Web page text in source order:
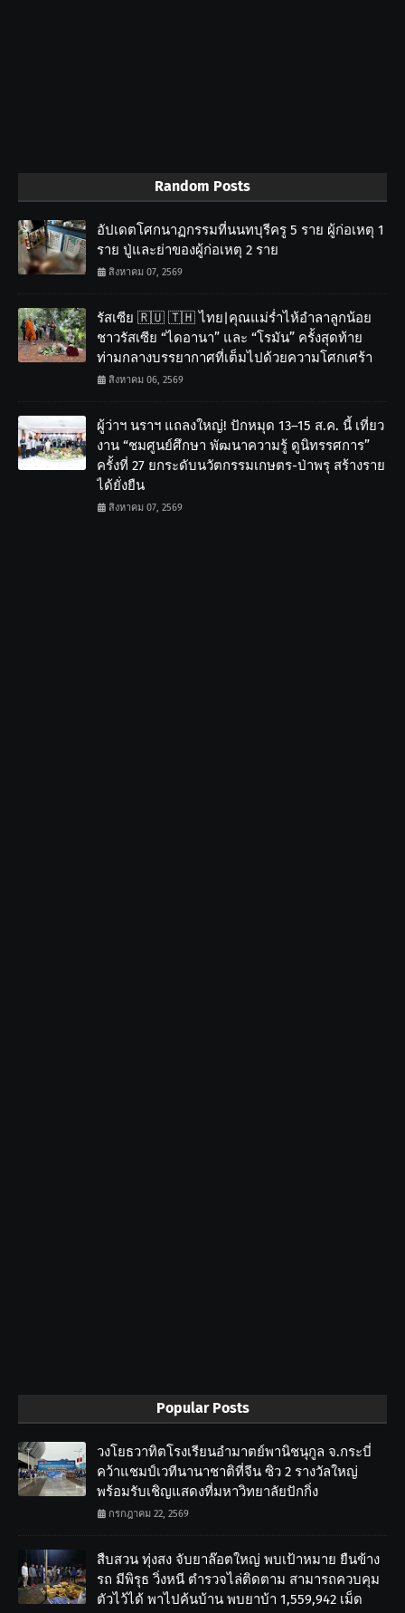
Random Posts
อัปเดตโศกนาฏกรรมที่นนทบุรีครู 5 ราย ผู้ก่อเหตุ 1
ราย ปู่และย่าของผู้ก่อเหตุ 2 ราย
สิงหาคม 07, 2569
รัสเซีย 🇷🇺 🇹🇭 ไทย|คุณแม่ร่ำไห้อำลาลูกน้อย
ชาวรัสเซีย “ไดอานา” และ “โรมัน” ครั้งสุดท้าย
ท่ามกลางบรรยากาศที่เต็มไปด้วยความโศกเศร้า
สิงหาคม 06, 2569
ผู้ว่าฯ นราฯ แถลงใหญ่! ปักหมุด 13–15 ส.ค. นี้ เที่ยว
งาน “ชมศูนย์ศึกษา พัฒนาความรู้ ดูนิทรรศการ”
ครั้งที่ 27 ยกระดับนวัตกรรมเกษตร-ป่าพรุ สร้างราย
ได้ยั่งยืน
สิงหาคม 07, 2569
Popular Posts
วงโยธวาทิตโรงเรียนอำมาตย์พานิชนุกูล จ.กระบี่
คว้าแชมป์เวทีนานาชาติที่จีน ซิว 2 รางวัลใหญ่
พร้อมรับเชิญแสดงที่มหาวิทยาลัยปักกิ่ง
กรกฎาคม 22, 2569
สืบสวน ทุ่งสง จับยาล๊อตใหญ่ พบเป้าหมาย ยืนข้าง
รถ มีพิรุธ วิ่งหนี ตำรวจไล่ติดตาม สามารถควบคุม
ตัวไว้ได้ พาไปค้นบ้าน พบยาบ้า 1,559,942 เม็ด